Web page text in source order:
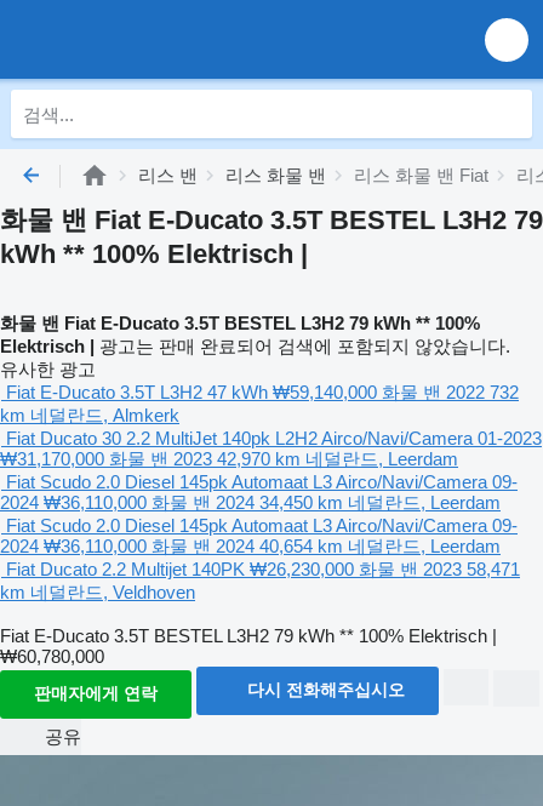
리스 밴 리스 화물 밴 리스 화물 밴 Fiat 리
화물 밴 Fiat E-Ducato 3.5T BESTEL L3H2 79
kWh ** 100% Elektrisch |
화물 밴 Fiat E-Ducato 3.5T BESTEL L3H2 79 kWh ** 100%
Elektrisch | 광고는 판매 완료되어 검색에 포함되지 않았습니다.
유사한 광고
Fiat E-Ducato 3.5T L3H2 47 kWh ₩59,140,000 화물 밴 2022 732
km 네덜란드, Almkerk
Fiat Ducato 30 2.2 MultiJet 140pk L2H2 Airco/Navi/Camera 01-2023
₩31,170,000 화물 밴 2023 42,970 km 네덜란드, Leerdam
Fiat Scudo 2.0 Diesel 145pk Automaat L3 Airco/Navi/Camera 09-
2024 ₩36,110,000 화물 밴 2024 34,450 km 네덜란드, Leerdam
Fiat Scudo 2.0 Diesel 145pk Automaat L3 Airco/Navi/Camera 09-
2024 ₩36,110,000 화물 밴 2024 40,654 km 네덜란드, Leerdam
Fiat Ducato 2.2 Multijet 140PK ₩26,230,000 화물 밴 2023 58,471
km 네덜란드, Veldhoven
Fiat E-Ducato 3.5T BESTEL L3H2 79 kWh ** 100% Elektrisch |
₩60,780,000
판매자에게 연락 다시 전화해주십시오
공유